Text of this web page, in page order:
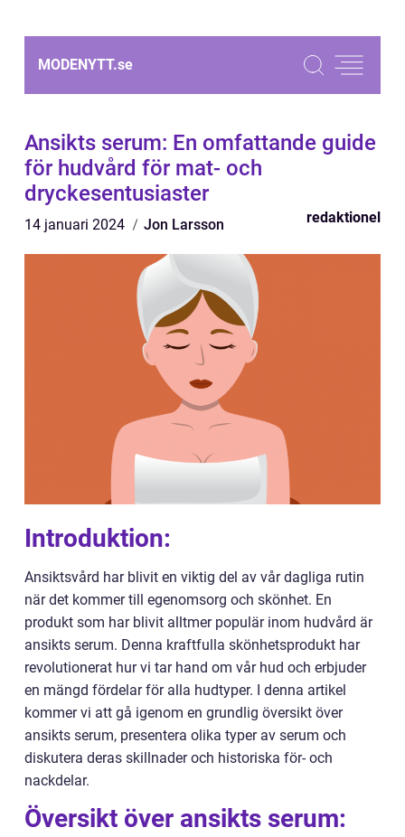
MODENYTT.se
Ansikts serum: En omfattande guide
för hudvård för mat- och
dryckesentusiaster
14 januari 2024 Jon Larsson redaktionel
Introduktion:
Ansiktsvård har blivit en viktig del av vår dagliga rutin
när det kommer till egenomsorg och skönhet. En
produkt som har blivit alltmer populär inom hudvård är
ansikts serum. Denna kraftfulla skönhetsprodukt har
revolutionerat hur vi tar hand om vår hud och erbjuder
en mängd fördelar för alla hudtyper. I denna artikel
kommer vi att gå igenom en grundlig översikt över
ansikts serum, presentera olika typer av serum och
diskutera deras skillnader och historiska för- och
nackdelar.
Översikt över ansikts serum: